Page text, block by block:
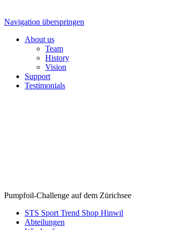
Navigation überspringen
About us
Team
History
Vision
Support
Testimonials
Pumpfoil-Challenge auf dem Zürichsee
STS Sport Trend Shop Hinwil
Abteilungen